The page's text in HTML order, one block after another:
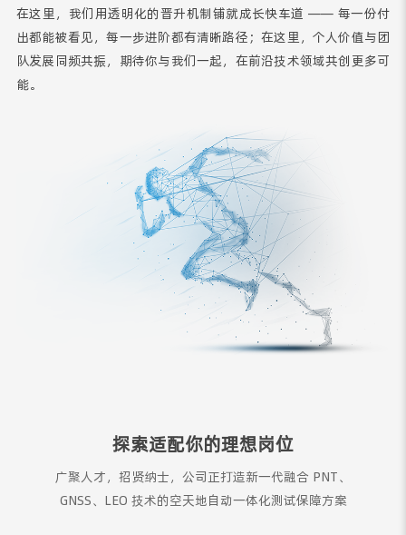
在这里，我们用透明化的晋升机制铺就成长快车道 —— 每一份付
出都能被看见，每一步进阶都有清晰路径；在这里，个人价值与团
队发展同频共振，期待你与我们一起，在前沿技术领域共创更多可
能。
探索适配你的理想岗位
广聚人才，招贤纳士，公司正打造新一代融合 PNT、
GNSS、LEO 技术的空天地自动一体化测试保障方案